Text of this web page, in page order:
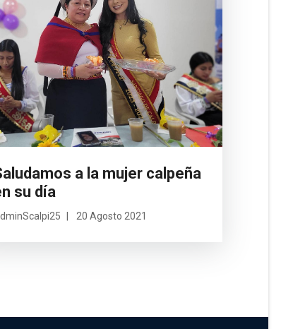
a la mujer calpeña
su día
20 Agosto 2021